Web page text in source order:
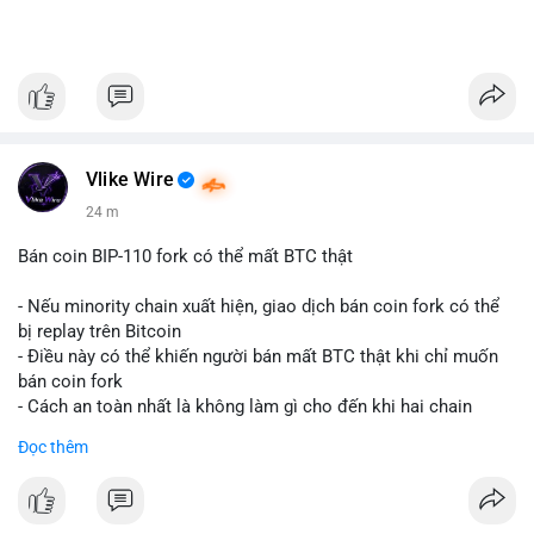
Vlike Wire
24 m
Bán coin BIP-110 fork có thể mất BTC thật
- Nếu minority chain xuất hiện, giao dịch bán coin fork có thể
bị replay trên Bitcoin
- Điều này có thể khiến người bán mất BTC thật khi chỉ muốn
bán coin fork
- Cách an toàn nhất là không làm gì cho đến khi hai chain
-#binancesquare
$btc
Đọc thêm